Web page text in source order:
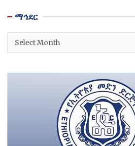
ማኅደር
ማኅደር